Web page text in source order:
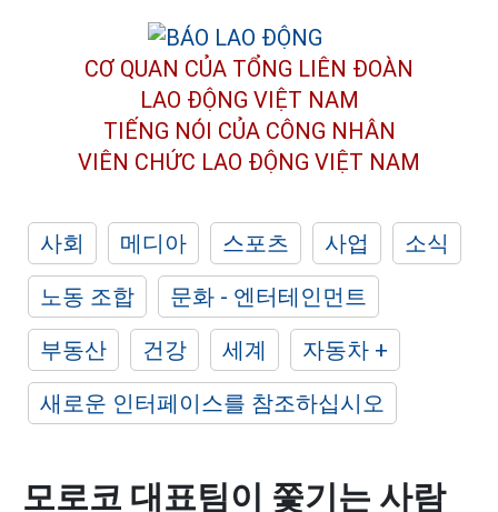
CƠ QUAN CỦA TỔNG LIÊN ĐOÀN
LAO ĐỘNG VIỆT NAM
TIẾNG NÓI CỦA CÔNG NHÂN
VIÊN CHỨC LAO ĐỘNG VIỆT NAM
사회 메디아 스포츠 사업
소식
노동 조합
문화 - 엔터테인먼트
부동산
건강 세계
자동차 +
새로운 인터페이스를 참조하십시오
모로코 대표팀이 쫓기는 사람